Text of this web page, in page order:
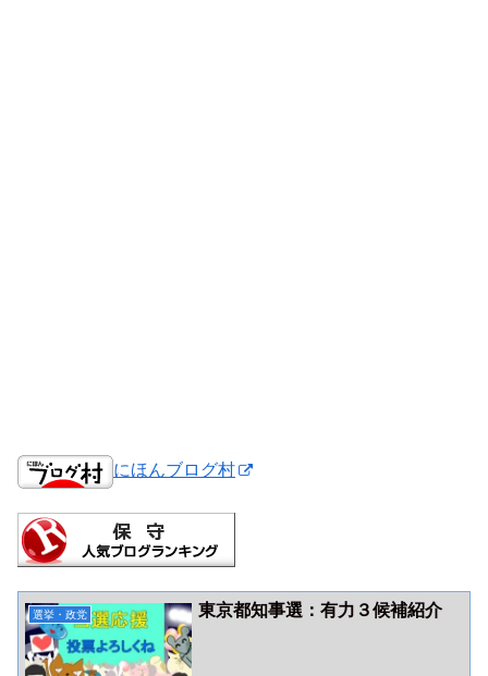
にほんブログ村
選挙・政党 東京都知事選：有力３候補紹介